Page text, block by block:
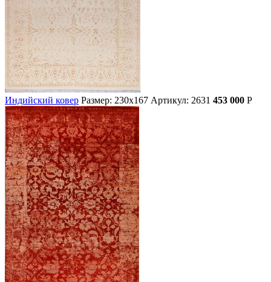
Индийский ковер Размер: 230х167 Артикул: 2631 453 000 Р